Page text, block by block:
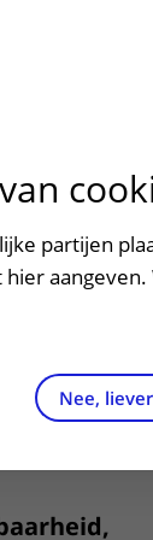
Verwijzers
partijen
Nee,